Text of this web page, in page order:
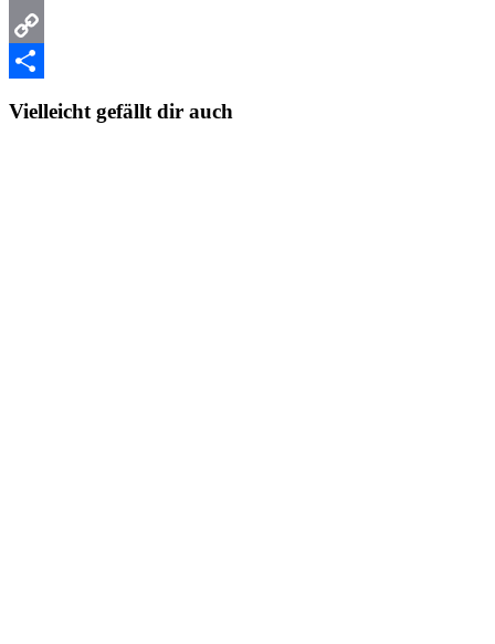
Email
Copy
Vielleicht gefällt dir auch